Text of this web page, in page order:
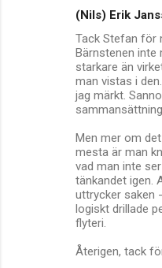
(Nils) Erik
Tack Stefan för
Bärnstenen inte
starkare än
man vistas i
jag märkt.
Men mer om
mesta är man
vad man inte
tänkandet igen.
uttrycker saken
logiskt drillade
flyteri.
Återigen, tack